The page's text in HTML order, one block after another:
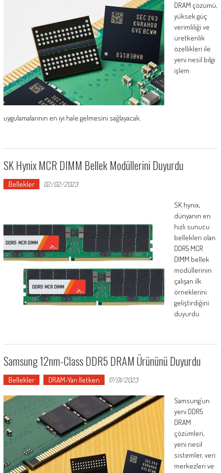
DRAM çözümü,
yüksek güç
verimliliği ve
üretkenlik
özellikleri ile
yeni nesil bilgi
işlem
uygulamalarının en iyi hale gelmesini sağlayacak.
SK Hynix MCR DIMM Bellek Modüllerini Duyurdu
Bellekler 02/02/2023
SK hynix,
dünyanın en
hızlı sunucu
bellekleri olan
DDR5 MCR
DIMM bellek
modüllerinin
çalışan ilk
örneklerini
geliştirdiğini
duyurdu.
Samsung 12nm-Class DDR5 DRAM Ürününü Duyurdu
Bellekler DRAM-Yarı İletken 17/01/2023
Samsung’un
yeni DDR5
DRAM
çözümleri,
yeni nesil
sistemler, veri
merkezleri ve